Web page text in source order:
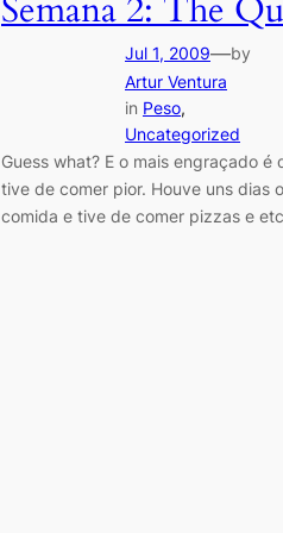
Semana 2: The
Jul 1, 2009—by
Artur Ventura
in Peso
Uncategorized
Guess what? E o mais engraçado é
tive de comer pior. Houve uns dias
comida e tive de comer pizzas e